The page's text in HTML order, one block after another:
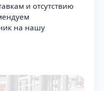
и отсутствию
на нашу